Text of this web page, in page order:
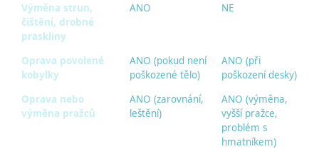
Výměna strun,
čištění, drobné
praskliny
ANO NE
Oprava povolené
kobylky
ANO (pokud není
poškozené tělo)
ANO (při
poškození desky)
Oprava nebo
výměna pražců
ANO (zarovnání,
leštění)
ANO (výměna,
vyšší pražce,
problém s
hmatníkem)